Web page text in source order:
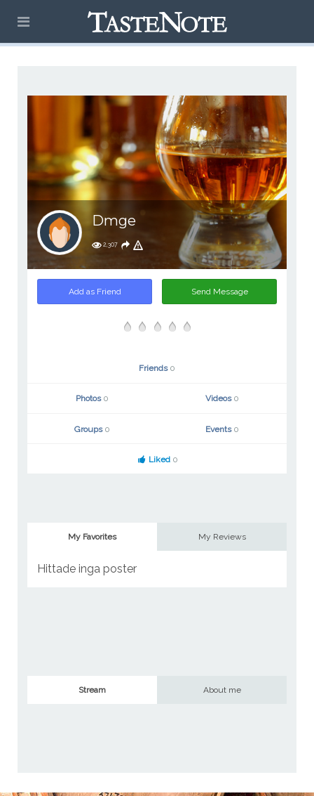
Dmge
2,307
Add as Friend Send Message
Friends 0
Photos 0 Videos 0
Groups 0 Events 0
Liked 0
My Favorites My Reviews
Hittade inga poster
Stream About me